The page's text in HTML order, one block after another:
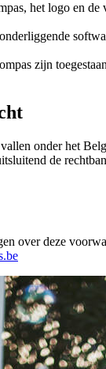
het logo en de
zijn
onder het
de
over deze